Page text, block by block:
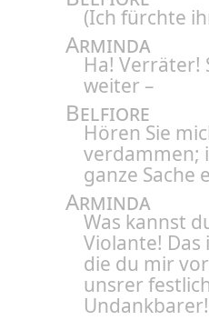
(Ich fürchte
Arminda
Ha! Verräter!
weiter –
Belfiore
Hören Sie
verdammen;
ganze Sache
Arminda
Was kannst
Violante! Das
die du mir
unsrer